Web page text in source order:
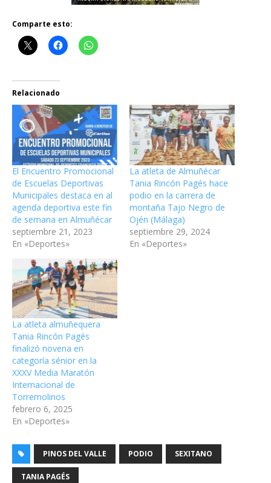
Comparte esto:
Relacionado
El Encuentro Promocional
de Escuelas Deportivas
Municipales destaca en al
agenda deportiva este fin
de semana en Almuñécar
septiembre 21, 2023
En «Deportes»
La atleta de Almuñécar
Tania Rincón Pagés hace
podio en la carrera de
montaña Tajo Negro de
Ojén (Málaga)
septiembre 29, 2024
En «Deportes»
La atleta almuñequera
Tania Rincón Pagés
finalizó novena en
categoría sénior en la
XXXV Media Maratón
Internacional de
Torremolinos
febrero 6, 2025
En «Deportes»
PINOS DEL VALLE PODIO SEXITANO
TANIA PAGÉS